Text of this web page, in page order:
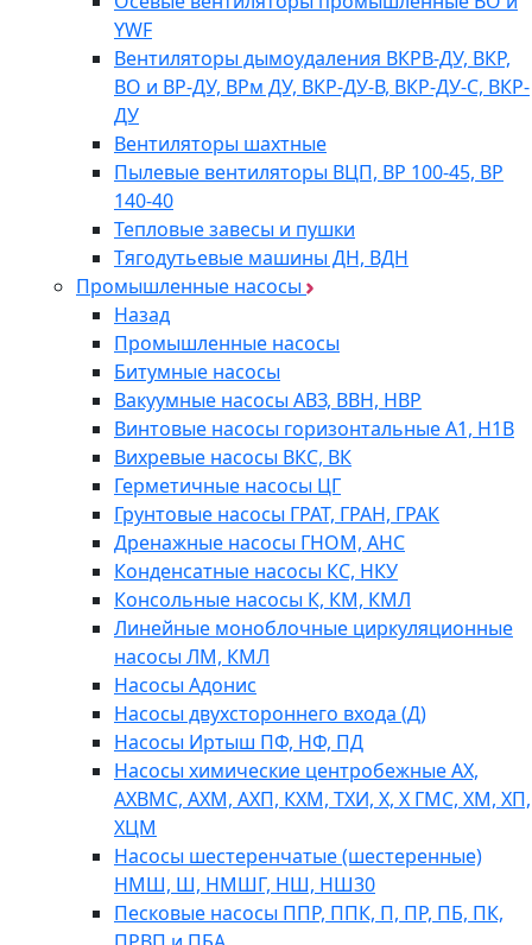
YWF
Вентиляторы дымоудаления ВКРВ-ДУ, ВКР,
ВО и ВР-ДУ, ВРм ДУ, ВКР-ДУ-В, ВКР-ДУ-С, ВКР-
ДУ
Вентиляторы шахтные
Пылевые вентиляторы ВЦП, ВР 100-45, ВР
140-40
Тепловые завесы и пушки
Тягодутьевые машины ДН, ВДН
Промышленные насосы
Назад
Промышленные насосы
Битумные насосы
Вакуумные насосы АВЗ, ВВН, НВР
Винтовые насосы горизонтальные А1, Н1В
Вихревые насосы ВКС, ВК
Герметичные насосы ЦГ
Грунтовые насосы ГРАТ, ГРАН, ГРАК
Дренажные насосы ГНОМ, АНС
Конденсатные насосы КС, НКУ
Консольные насосы К, КМ, КМЛ
Линейные моноблочные циркуляционные
насосы ЛМ, КМЛ
Насосы Адонис
Насосы двухстороннего входа (Д)
Насосы Иртыш ПФ, НФ, ПД
Насосы химические центробежные АХ,
АХВМС, АХМ, АХП, КХМ, ТХИ, Х, Х ГМС, ХМ, ХП,
ХЦМ
Насосы шестеренчатые (шестеренные)
НМШ, Ш, НМШГ, НШ, НШ30
Песковые насосы ППР, ППК, П, ПР, ПБ, ПК,